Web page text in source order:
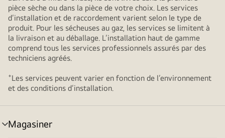
pièce sèche ou dans la pièce de votre choix. Les services
d’installation et de raccordement varient selon le type de
produit. Pour les sécheuses au gaz, les services se limitent à
la livraison et au déballage. L’installation haut de gamme
comprend tous les services professionnels assurés par des
techniciens agréés.
+Les services peuvent varier en fonction de l’environnement
et des conditions d’installation.
Magasiner
menu